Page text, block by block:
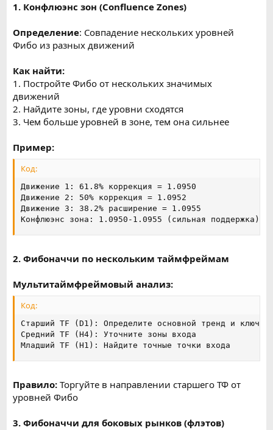
1. Конфлюэнс зон (Confluence Zones)
Определение: Совпадение нескольких уровней
Фибо из разных движений
Как найти:
1. Постройте Фибо от нескольких значимых
движений
2. Найдите зоны, где уровни сходятся
3. Чем больше уровней в зоне, тем она сильнее
Пример:
Код:
Движение 1: 61.8% коррекция = 1.0950
Движение 2: 50% коррекция = 1.0952
Движение 3: 38.2% расширение = 1.0955
Конфлюэнс зона: 1.0950-1.0955 (сильная поддержка)
2. Фибоначчи по нескольким таймфреймам
Мультитаймфреймовый анализ:
Код:
Старший TF (D1): Определите основной тренд и
Средний TF (H4): Уточните зоны входа
Младший TF (H1): Найдите точные точки входа
Правило: Торгуйте в направлении старшего ТФ от
уровней Фибо
3. Фибоначчи для боковых рынков (флэтов)